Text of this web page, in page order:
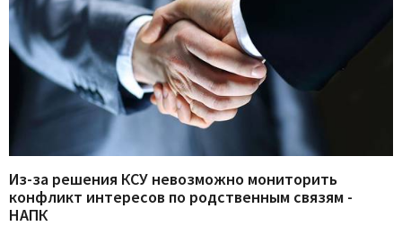
Из-за решения КСУ невозможно мониторить
конфликт интересов по родственным связям -
НАПК